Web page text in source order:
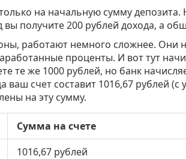
на начальную сумму
вы получите 200 рублей дохода, а
работают немного сложнее. Они
проценты. И вот тут
те же 1000 рублей, но банк
ваш счет составит 1016,67 рублей
на эту сумму.
Сумма на счете
1016,67 рублей